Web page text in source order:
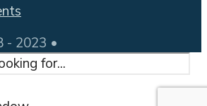
- 2023 •